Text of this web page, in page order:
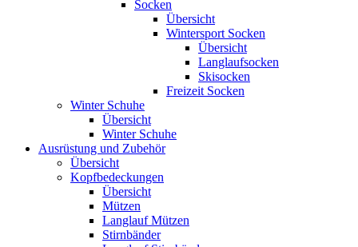
Socken
Übersicht
Wintersport Socken
Übersicht
Langlaufsocken
Skisocken
Freizeit Socken
Winter Schuhe
Übersicht
Winter Schuhe
Ausrüstung und Zubehör
Übersicht
Kopfbedeckungen
Übersicht
Mützen
Langlauf Mützen
Stirnbänder